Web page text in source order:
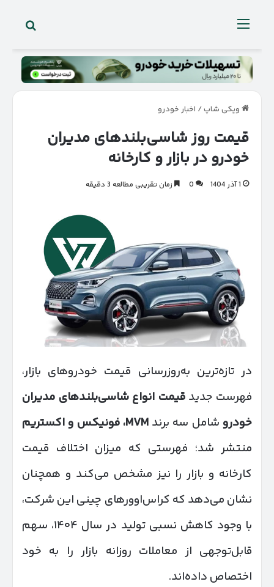
منو
ویکی شاپ/ اخبار خودرو
قیمت روز شاسی‌بلندهای مدیران
خودرو در بازار و کارخانه
1 آذر 1404 0 زمان تقریبی مطالعه 3 دقیقه
در تازه‌ترین به‌روزرسانی قیمت خودروهای بازار،
فهرست جدیدقیمت انواع شاسی‌بلندهای مدیران
خودروشامل سه برندMVM، فونیکس و اکستریم
منتشر شد؛ فهرستی که میزان اختلاف قیمت
کارخانه و بازار را نیز مشخص می‌کند و همچنان
نشان می‌دهد که کراس‌اوورهای چینی این شرکت،
با وجود کاهش نسبی تولید در سال ۱۴۰۴، سهم
قابل‌توجهی از معاملات روزانه بازار را به خود
اختصاص داده‌اند.